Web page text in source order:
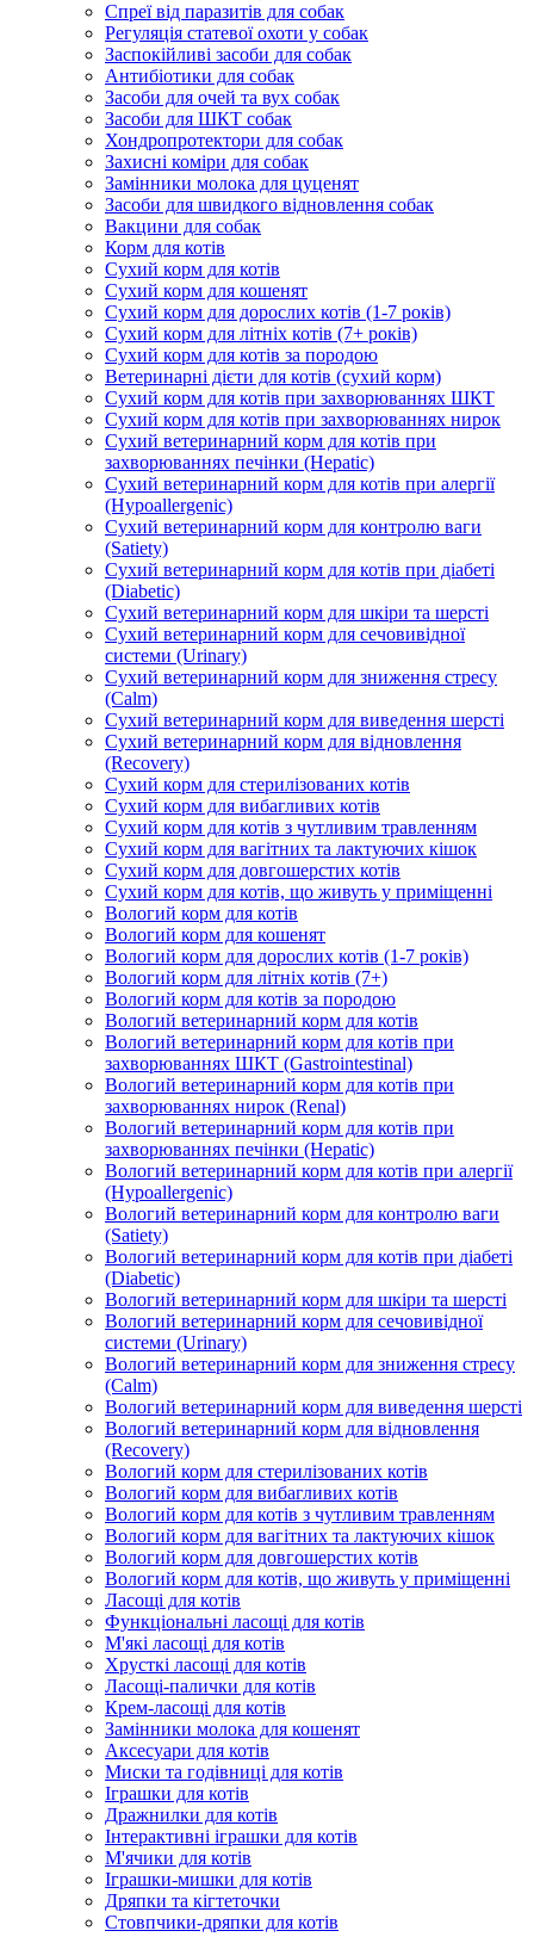
Спреї від паразитів для собак
Регуляція статевої охоти у собак
Заспокійливі засоби для собак
Антибіотики для собак
Засоби для очей та вух собак
Засоби для ШКТ собак
Хондропротектори для собак
Захисні коміри для собак
Замінники молока для цуценят
Засоби для швидкого відновлення собак
Вакцини для собак
Корм для котів
Сухий корм для котів
Сухий корм для кошенят
Сухий корм для дорослих котів (1-7 років)
Сухий корм для літніх котів (7+ років)
Сухий корм для котів за породою
Ветеринарні дієти для котів (сухий корм)
Сухий корм для котів при захворюваннях ШКТ
Сухий корм для котів при захворюваннях нирок
Сухий ветеринарний корм для котів при
захворюваннях печінки (Hepatic)
Сухий ветеринарний корм для котів при алергії
(Hypoallergenic)
Сухий ветеринарний корм для контролю ваги
(Satiety)
Сухий ветеринарний корм для котів при діабеті
(Diabetic)
Сухий ветеринарний корм для шкіри та шерсті
Сухий ветеринарний корм для сечовивідної
системи (Urinary)
Сухий ветеринарний корм для зниження стресу
(Calm)
Сухий ветеринарний корм для виведення шерсті
Сухий ветеринарний корм для відновлення
(Recovery)
Сухий корм для стерилізованих котів
Сухий корм для вибагливих котів
Сухий корм для котів з чутливим травленням
Сухий корм для вагітних та лактуючих кішок
Сухий корм для довгошерстих котів
Сухий корм для котів, що живуть у приміщенні
Вологий корм для котів
Вологий корм для кошенят
Вологий корм для дорослих котів (1-7 років)
Вологий корм для літніх котів (7+)
Вологий корм для котів за породою
Вологий ветеринарний корм для котів
Вологий ветеринарний корм для котів при
захворюваннях ШКТ (Gastrointestinal)
Вологий ветеринарний корм для котів при
захворюваннях нирок (Renal)
Вологий ветеринарний корм для котів при
захворюваннях печінки (Hepatic)
Вологий ветеринарний корм для котів при алергії
(Hypoallergenic)
Вологий ветеринарний корм для контролю ваги
(Satiety)
Вологий ветеринарний корм для котів при діабеті
(Diabetic)
Вологий ветеринарний корм для шкіри та шерсті
Вологий ветеринарний корм для сечовивідної
системи (Urinary)
Вологий ветеринарний корм для зниження стресу
(Calm)
Вологий ветеринарний корм для виведення шерсті
Вологий ветеринарний корм для відновлення
(Recovery)
Вологий корм для стерилізованих котів
Вологий корм для вибагливих котів
Вологий корм для котів з чутливим травленням
Вологий корм для вагітних та лактуючих кішок
Вологий корм для довгошерстих котів
Вологий корм для котів, що живуть у приміщенні
Ласощі для котів
Функціональні ласощі для котів
М'які ласощі для котів
Хрусткі ласощі для котів
Ласощі-палички для котів
Крем-ласощі для котів
Замінники молока для кошенят
Аксесуари для котів
Миски та годівниці для котів
Іграшки для котів
Дражнилки для котів
Інтерактивні іграшки для котів
М'ячики для котів
Іграшки-мишки для котів
Дряпки та кігтеточки
Стовпчики-дряпки для котів